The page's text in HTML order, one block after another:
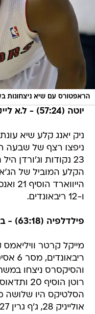
הראפטורס עם שיא ניצחונות
יוטה (57:24) - ל.א לייקרס (55:26) 119:104
ניפצו רצף של שבעה
ו-12 ריבאונדים.
פילדלפיה (63:18) - בוסטון (56:25) 108:113
והסיקסרס ניצחו
הסלטיקס היו שלושה